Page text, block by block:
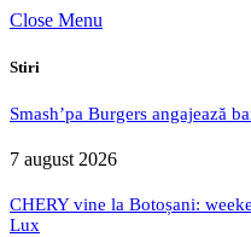
Close Menu
Stiri
Smash’pa Burgers angajează
7 august 2026
CHERY vine la Botoșani:
Lux